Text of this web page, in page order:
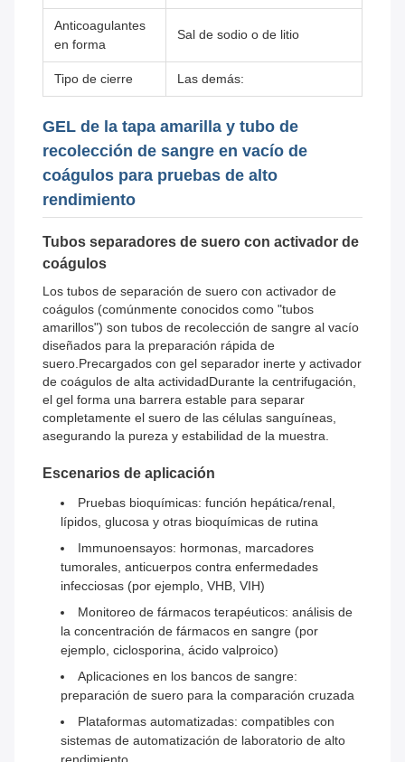
Anticoagulantes
en forma
Sal de sodio o de litio
Tipo de cierre Las demás:
GEL de la tapa amarilla y tubo de
recolección de sangre en vacío de
coágulos para pruebas de alto
rendimiento
Tubos separadores de suero con activador de
coágulos
Los tubos de separación de suero con activador de
coágulos (comúnmente conocidos como "tubos
amarillos") son tubos de recolección de sangre al vacío
diseñados para la preparación rápida de
suero.Precargados con gel separador inerte y activador
de coágulos de alta actividadDurante la centrifugación,
el gel forma una barrera estable para separar
completamente el suero de las células sanguíneas,
asegurando la pureza y estabilidad de la muestra.
Escenarios de aplicación
Pruebas bioquímicas: función hepática/renal,
lípidos, glucosa y otras bioquímicas de rutina
Immunoensayos: hormonas, marcadores
tumorales, anticuerpos contra enfermedades
infecciosas (por ejemplo, VHB, VIH)
Monitoreo de fármacos terapéuticos: análisis de
la concentración de fármacos en sangre (por
ejemplo, ciclosporina, ácido valproico)
Aplicaciones en los bancos de sangre:
preparación de suero para la comparación cruzada
Plataformas automatizadas: compatibles con
sistemas de automatización de laboratorio de alto